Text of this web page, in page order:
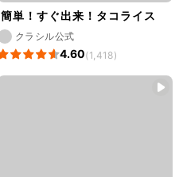
簡単！すぐ出来！タコライス
クラシル公式
4.60(1,418)